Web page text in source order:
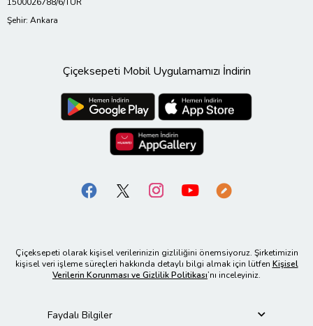
1500026788/6/TUR
Şehir: Ankara
Çiçeksepeti Mobil Uygulamamızı İndirin
Çiçeksepeti olarak kişisel verilerinizin gizliliğini önemsiyoruz. Şirketimizin
kişisel veri işleme süreçleri hakkında detaylı bilgi almak için lütfen Kişisel
Verilerin Korunması ve Gizlilik Politikası’nı inceleyiniz.
Faydalı Bilgiler